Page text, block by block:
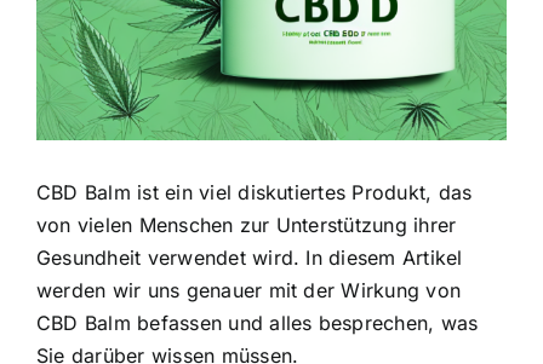
CBD Balm ist ein viel diskutiertes Produkt, das
von vielen Menschen zur Unterstützung ihrer
Gesundheit verwendet wird. In diesem Artikel
werden wir uns genauer mit der Wirkung von
CBD Balm befassen und alles besprechen, was
Sie darüber wissen müssen.